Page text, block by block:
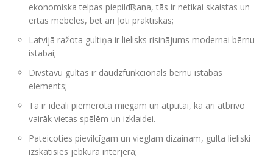
ekonomiska telpas piepildīšana, tās ir netikai skaistas un
ērtas mēbeles, bet arī ļoti praktiskas;
Latvijā ražota gultiņa ir lielisks risinājums modernai bērnu
istabai;
Divstāvu gultas ir daudzfunkcionāls bērnu istabas
elements;
Tā ir ideāli piemērota miegam un atpūtai, kā arī atbrīvo
vairāk vietas spēlēm un izklaidei.
Pateicoties pievilcīgam un vieglam dizainam, gulta lieliski
izskatīsies jebkurā interjerā;